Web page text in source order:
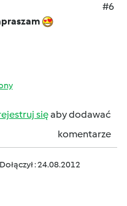
#6
sięaby dodawać
komentarze
Dołączył : 24.08.2012